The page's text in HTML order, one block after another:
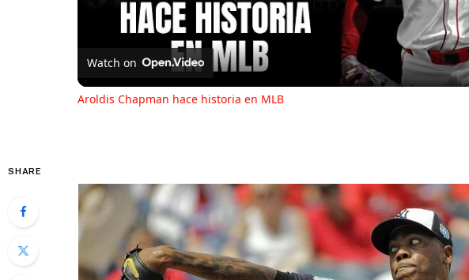
Video
Watch on
Aroldis Chapman hace historia en MLB
SHARE